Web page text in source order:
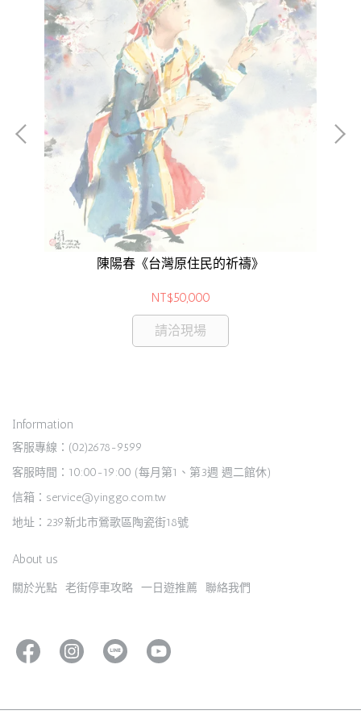
陳陽春《台灣原住民的祈禱》
NT$50,000
請洽現場
Information
客服專線：(02)2678-9599
客服時間：10:00-19:00 (每月第1、第3週 週二館休)
信箱：service@yinggo.com.tw
地址：239新北市鶯歌區陶瓷街18號
About us
關於光點 老街停車攻略 一日遊推薦 聯絡我們